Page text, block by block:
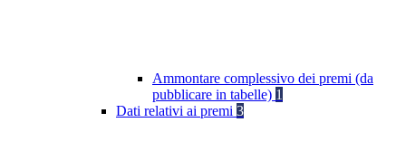
Ammontare complessivo dei premi (da
pubblicare in tabelle) 1
Dati relativi ai premi 3